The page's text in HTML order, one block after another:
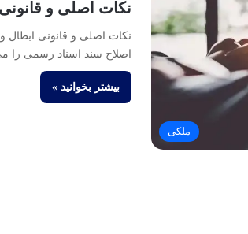
ملکی
نکات اصلی و
نکات اصلی و قانونی ابطال
اصلاح سند اسناد رسمی را
بیشتر بخوانید »